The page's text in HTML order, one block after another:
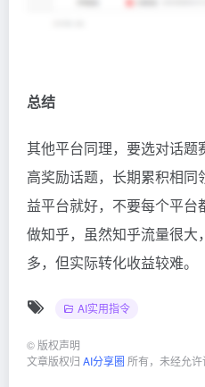
总结
其他平台同理，要选对话题
高奖励话题，长期累积相
益平台就好，不要每个平
做知乎，虽然知乎流量很大
多，但实际转化收益较难。
AI实用指令
© 版权声明
文章版权归 AI分享圈 所有，未经允许